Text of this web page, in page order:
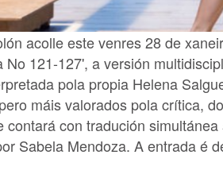
acolle este venres 28 de
No 121-127', a versión
pola propia Helena
máis valorados pola crítica,
contará con tradución
Sabela Mendoza. A entrada é